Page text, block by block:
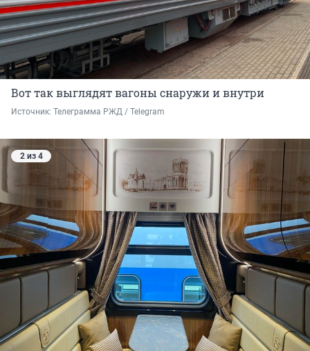
Вот так выглядят вагоны снаружи и внутри
Источник: Телеграмма РЖД / Telegram
2 из 4